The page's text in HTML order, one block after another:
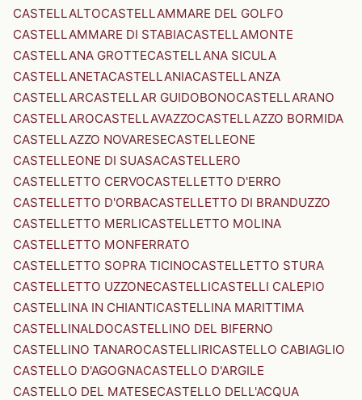
CASTELLALTOCASTELLAMMARE DEL GOLFO
CASTELLAMMARE DI STABIACASTELLAMONTE
CASTELLANA GROTTECASTELLANA SICULA
CASTELLANETACASTELLANIACASTELLANZA
CASTELLARCASTELLAR GUIDOBONOCASTELLARANO
CASTELLAROCASTELLAVAZZOCASTELLAZZO BORMIDA
CASTELLAZZO NOVARESECASTELLEONE
CASTELLEONE DI SUASACASTELLERO
CASTELLETTO CERVOCASTELLETTO D'ERRO
CASTELLETTO D'ORBACASTELLETTO DI BRANDUZZO
CASTELLETTO MERLICASTELLETTO MOLINA
CASTELLETTO MONFERRATO
CASTELLETTO SOPRA TICINOCASTELLETTO STURA
CASTELLETTO UZZONECASTELLICASTELLI CALEPIO
CASTELLINA IN CHIANTICASTELLINA MARITTIMA
CASTELLINALDOCASTELLINO DEL BIFERNO
CASTELLINO TANAROCASTELLIRICASTELLO CABIAGLIO
CASTELLO D'AGOGNACASTELLO D'ARGILE
CASTELLO DEL MATESECASTELLO DELL'ACQUA